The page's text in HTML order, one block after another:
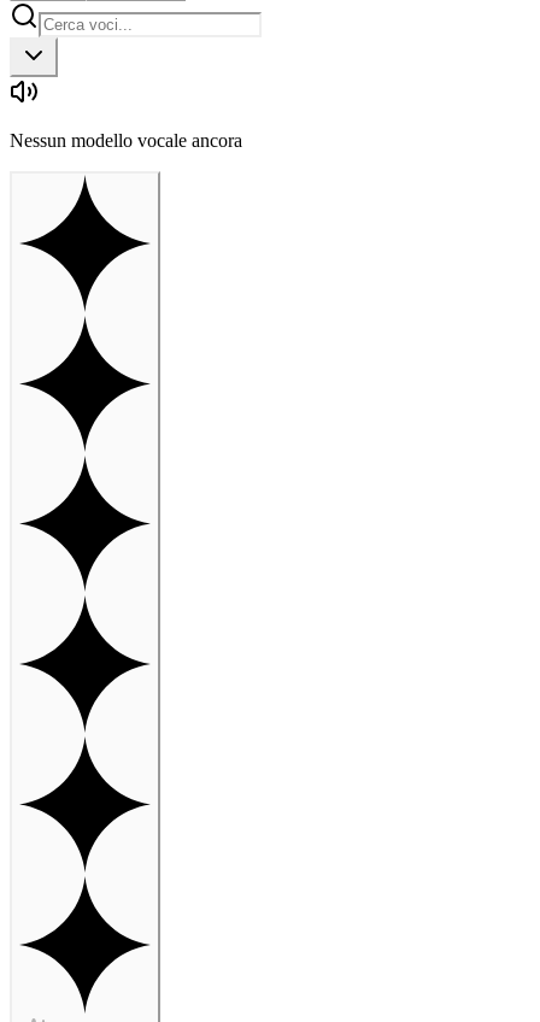
Nessun modello vocale ancora